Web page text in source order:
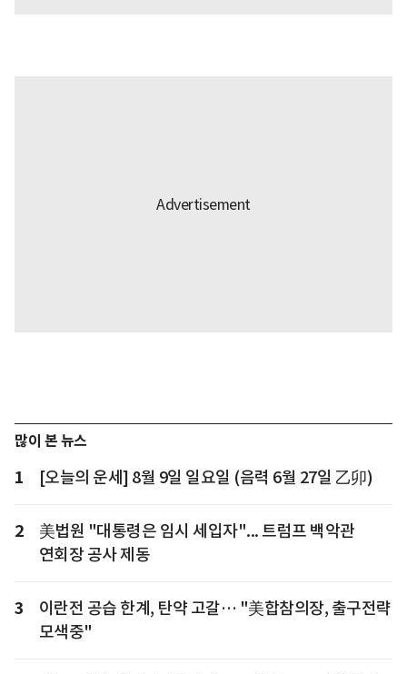
많이 본 뉴스
1 [오늘의 운세] 8월 9일 일요일 (음력 6월 27일 乙卯)
2
美법원 "대통령은 임시 세입자"... 트럼프 백악관
연회장 공사 제동
3
이란전 공습 한계, 탄약 고갈… "美합참의장, 출구전략
모색중"